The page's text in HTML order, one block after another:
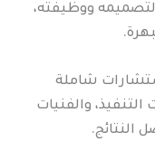
لتصميمه ووظيفته،
شاملة
التنفيذ، والفنيات
النتائج.